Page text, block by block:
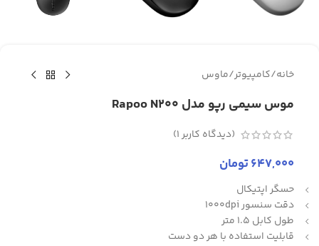
خانه/کامپیوتر/ماوس
موس سیمی رپو مدل Rapoo N200
(دیدگاه کاربر1
)
647,000تومان
حسگر اپتیکال
دقت سنسور 1000dpi
طول کابل 1.5 متر
قابلیت استفاده با هر دو دست